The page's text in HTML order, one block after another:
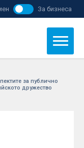
За бизнеса
за публично
дружество